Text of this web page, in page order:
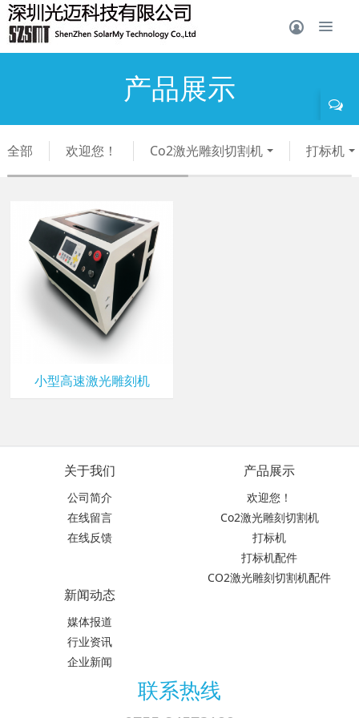
产品展示
全部 欢迎您！ Co2激光雕刻切割机 打标机
小型高速激光雕刻机
关于我们
公司简介
在线留言
在线反馈
产品展示
欢迎您！
Co2激光雕刻切割机
打标机
打标机配件
CO2激光雕刻切割机配件
新闻动态
媒体报道
行业资讯
企业新闻
联系热线